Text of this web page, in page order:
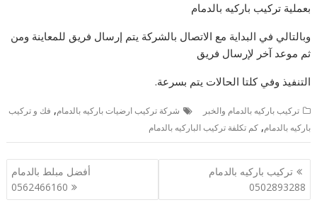
بعملية تركيب باركيه بالدمام
وبالتالي في البداية مع الاتصال بالشركة يتم إرسال فريق للمعاينة ومن
ثم موعد آخر لإرسال فريق
التنفيذ وفي كلتا الحالات يتم بسرعة.
تركيب باركيه بالدمام والخبر شركة تركيب ارضيات باركيه بالدمام, فك و تركيب
باركيه بالدمام,كم تكلفة تركيب الباركيه بالدمام
تصفّح
المقالات
تركيب باركيه بالدمام
0502893288
أفضل مبلط بالدمام
0562466160